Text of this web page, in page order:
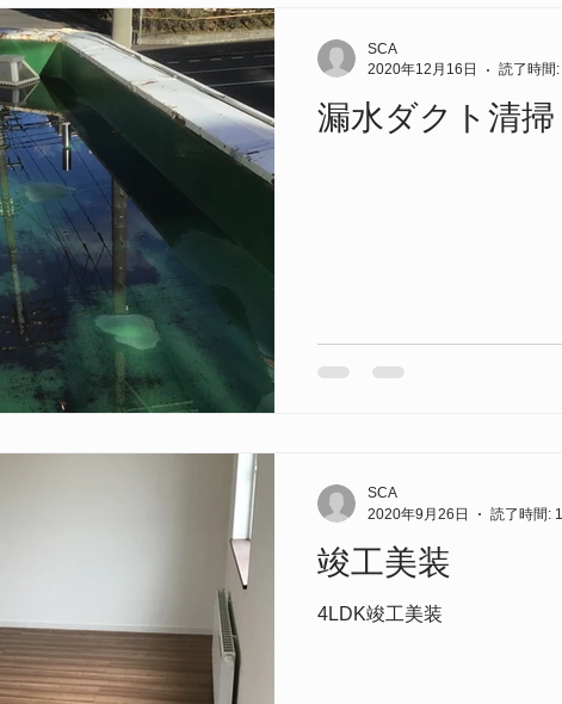
漏水ダクト清掃
SCA
2020年12月16日
読了時間
竣工美装
4LDK竣工美装
SCA
2020年9月26日
読了時間: